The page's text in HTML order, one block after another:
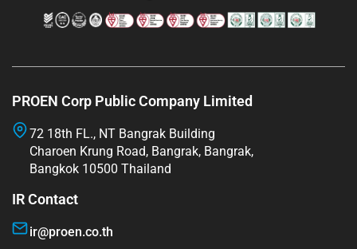
PROEN Corp Public Company Limited
72 18th FL., NT Bangrak Building
Charoen Krung Road, Bangrak, Bangrak,
Bangkok 10500 Thailand
IR Contact
ir@proen.co.th